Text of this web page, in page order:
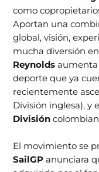
como
Aportan una
global, visión,
mucha diversión
Reynolds aumenta
deporte que ya
recientemente
División inglesa), y
División
El movimiento se
SailGP anunciara